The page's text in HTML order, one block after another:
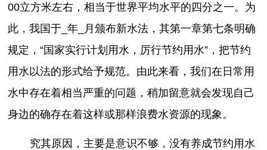
00立方米左右，相当于世界平均水平的四分之一。为
此，我国于_年_月颁布新水法，其第一章第七条明确
规定，“国家实行计划用水，厉行节约用水”，把节约
用水以法的形式给予规范。由此来看，我们在日常用
水中存在着相当严重的问题，稍加留意就会发现自己
身边的确存在着这样或那样浪费水资源的现象。
究其原因，主要是意识不够，没有养成节约用水